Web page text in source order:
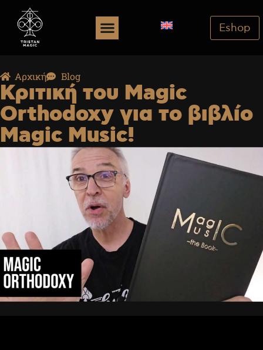
Eshop
Αρχική Blog
Κριτική του Magic
Orthodoxy για το βιβλίο
Magic Music!